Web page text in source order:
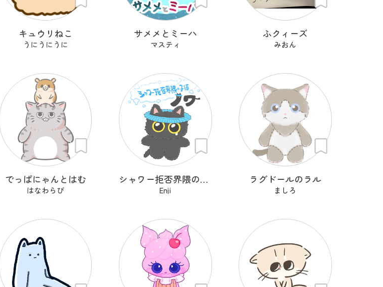
キュウリねこ
うにうにうに
サメメとミーハ
マスティ
ふクィーズ
みおん
でっぱにゃんとはむ
はなわらび
シャワー拒否界隈の子猫 ノワ
Enji
ラグドールのラル
ましろ